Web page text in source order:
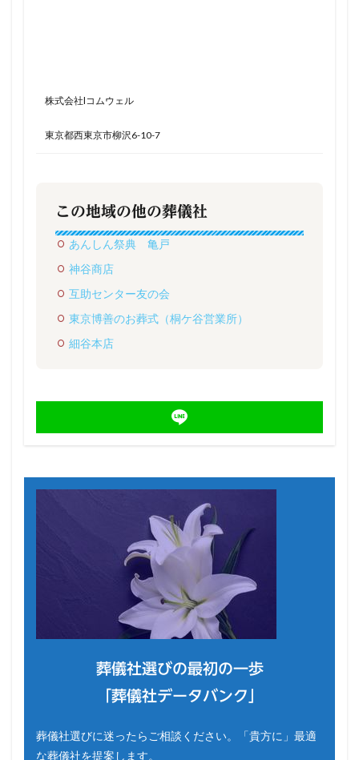
株式会社lコムウェル
東京都西東京市柳沢6-10-7
この地域の他の葬儀社
あんしん祭典 亀戸
神谷商店
互助センター友の会
東京博善のお葬式（桐ケ谷営業所）
細谷本店
葬儀社選びの最初の一歩
「葬儀社データバンク」
葬儀社選びに迷ったらご相談ください。「貴方に」最適
な葬儀社を提案します。